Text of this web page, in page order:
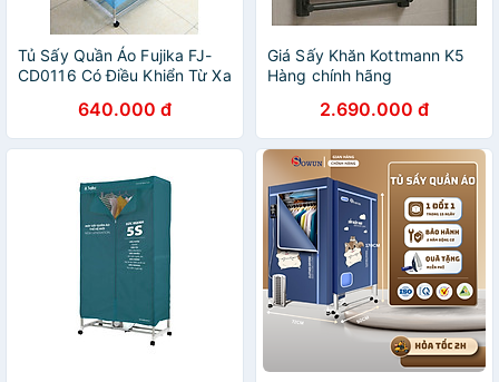
Tủ Sấy Quần Áo Fujika FJ-
CD0116 Có Điều Khiển Từ Xa
Kiệm Điện Năng Công Suất
640.000 đ
Giá Sấy Khăn Kottmann K5
Hàng chính hãng
2.690.000 đ